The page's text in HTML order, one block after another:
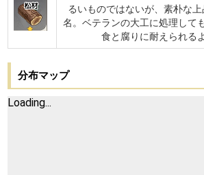
松材
るいものではないが、素朴な
名。ベテランの大工に処理して
食と腐りに耐えられる
分布マップ